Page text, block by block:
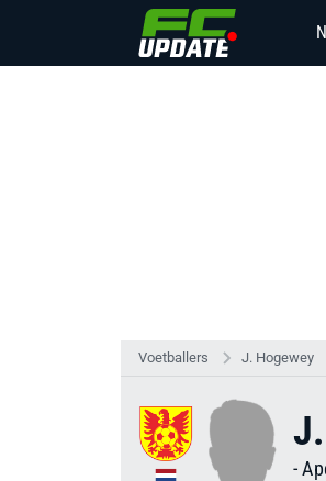
Voetballers J. Hogewey
-